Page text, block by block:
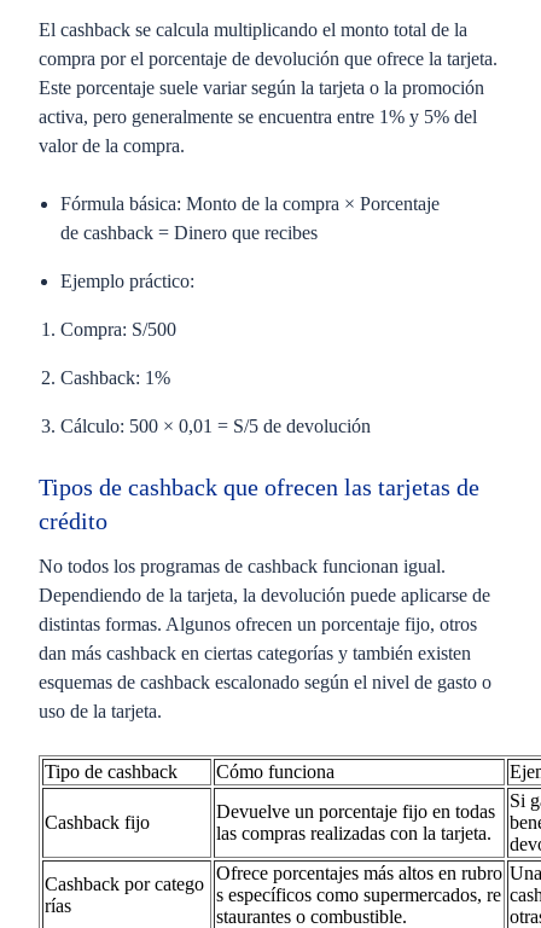
El cashback se calcula multiplicando el monto total de la
compra por el porcentaje de devolución que ofrece la tarjeta.
Este porcentaje suele variar según la tarjeta o la promoción
activa, pero generalmente se encuentra entre 1% y 5% del
valor de la compra.
Fórmula básica: Monto de la compra × Porcentaje
de cashback = Dinero que recibes
Ejemplo práctico:
Compra: S/500
Cashback: 1%
Cálculo: 500 × 0,01 = S/5 de devolución
Tipos de cashback que ofrecen las tarjetas de
crédito
No todos los programas de cashback funcionan igual.
Dependiendo de la tarjeta, la devolución puede aplicarse de
distintas formas. Algunos ofrecen un porcentaje fijo, otros
dan más cashback en ciertas categorías y también existen
esquemas de cashback escalonado según el nivel de gasto o
uso de la tarjeta.
Tipo de cashback Cómo funciona
Cashback fijo
Devuelve un porcentaje fijo en todas
las compras realizadas con la tarjeta.
Si
Cashback por catego
rías
Ofrece porcentajes más altos en rubro
s específicos como supermercados, re
staurantes o combustible.